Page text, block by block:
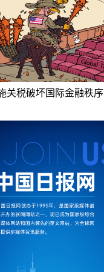
关税破坏国际金融秩序